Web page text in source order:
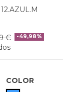
€ -49,98%
COLOR